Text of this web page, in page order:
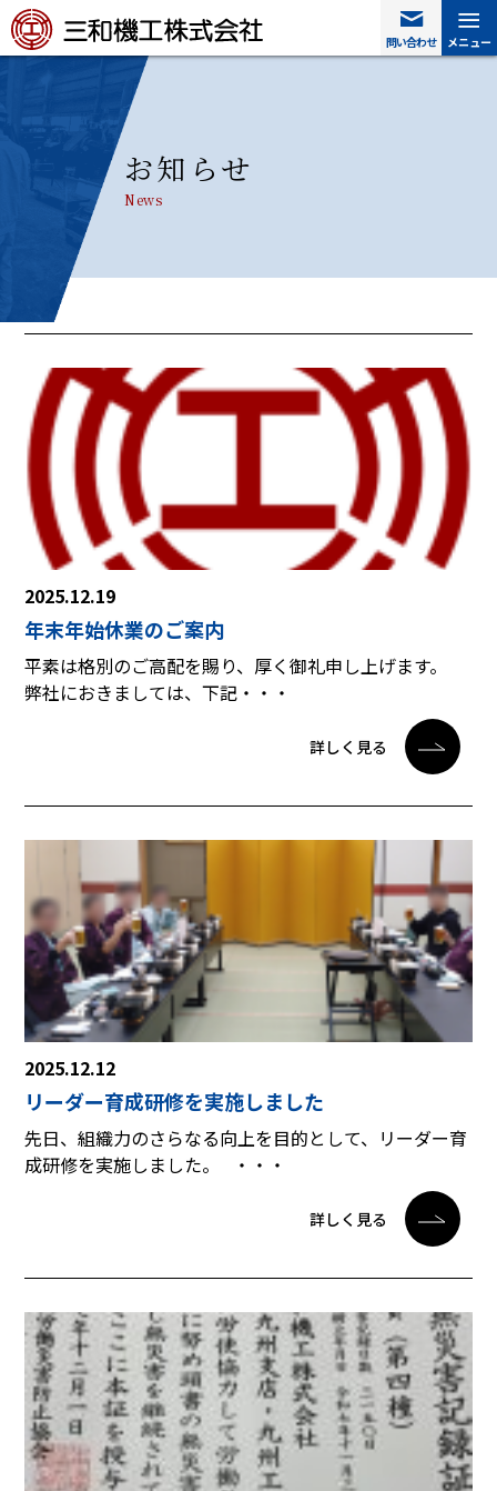
問い合わせ
≡
メニュー
問い合わせ
≡
メニュー
お知らせ
News
2025.12.19
年末年始休業のご案内
平素は格別のご高配を賜り、厚く御礼申し上げます。
弊社におきましては、下記・・・
詳しく見る
2025.12.12
リーダー育成研修を実施しました
先日、組織力のさらなる向上を目的として、リーダー育
成研修を実施しました。 ・・・
詳しく見る